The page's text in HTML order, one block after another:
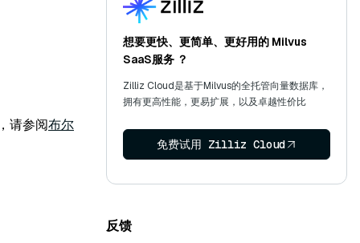
请参阅布尔
想要更快、更简单、更好用的 Milvus
SaaS服务 ？
Zilliz Cloud是基于Milvus的全托管向量数据库，
拥有更高性能，更易扩展，以及卓越性价比
免费试用 Zilliz Cloud
反馈